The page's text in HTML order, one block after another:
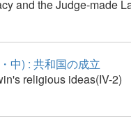
and the Judge-made
中) : 共和国の成立
religious ideas(IV-2)